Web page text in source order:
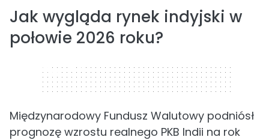
Jak wygląda rynek indyjski w
połowie 2026 roku?
320 x 50
Międzynarodowy Fundusz Walutowy podniósł
prognozę wzrostu realnego PKB Indii na rok